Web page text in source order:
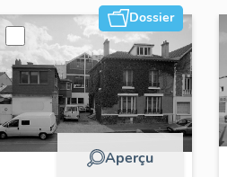
Dossier
Aperçu